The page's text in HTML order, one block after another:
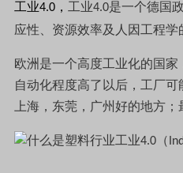
工业4.0 ， 工业4.0是一个德国
应性、资源效率及人因工程学
欧洲是一个高度工业化的国
自动化程度高了以后，工厂
上海，东莞，广州好的地方